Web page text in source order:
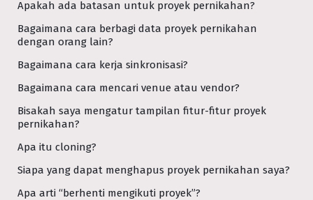
Apakah ada batasan untuk proyek pernikahan?
Bagaimana cara berbagi data proyek pernikahan
dengan orang lain?
Bagaimana cara kerja sinkronisasi?
Bagaimana cara mencari venue atau vendor?
Bisakah saya mengatur tampilan fitur-fitur proyek
pernikahan?
Apa itu cloning?
Siapa yang dapat menghapus proyek pernikahan saya?
Apa arti “berhenti mengikuti proyek”?